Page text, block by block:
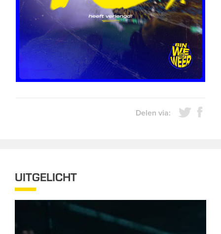
Delen via:
UITGELICHT